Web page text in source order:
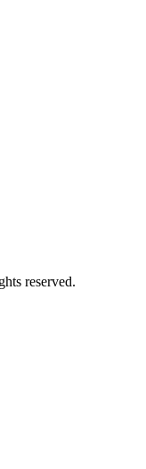
reserved.